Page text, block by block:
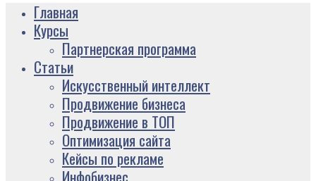
Главная
Курсы
Партнерская программа
Статьи
Искусственный интеллект
Продвижение бизнеса
Продвижение в ТОП
Оптимизация сайта
Кейсы по рекламе
Инфобизнес